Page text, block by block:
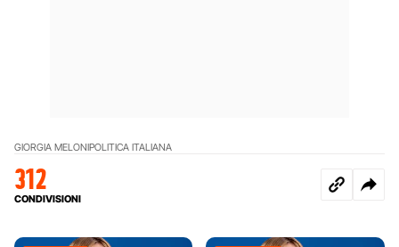
GIORGIA MELONIPOLITICA ITALIANA
312
CONDIVISIONI